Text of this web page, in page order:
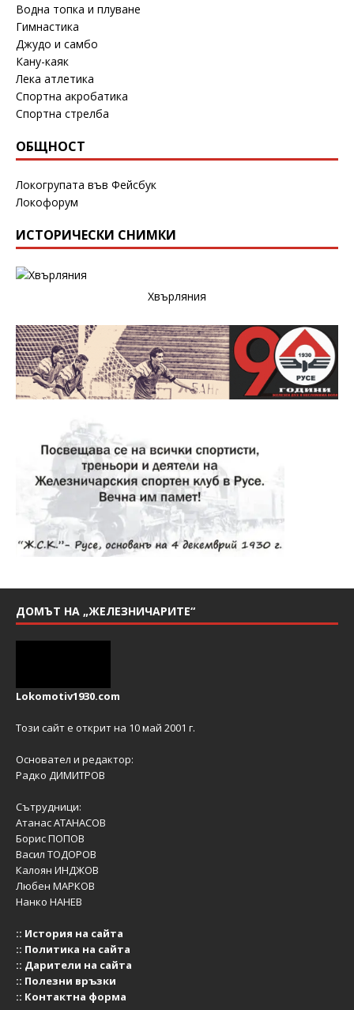
Водна топка и плуване
Гимнастика
Джудо и самбо
Кану-каяк
Лека атлетика
Спортна акробатика
Спортна стрелба
ОБЩНОСТ
Локогрупата във Фейсбук
Локофорум
ИСТОРИЧЕСКИ СНИМКИ
Хвърляния
ДОМЪТ НА „ЖЕЛЕЗНИЧАРИТЕ“
Lokomotiv1930.com
Този сайт е открит на 10 май 2001 г.
Основател и редактор:
Радко ДИМИТРОВ
Сътрудници:
Атанас АТАНАСОВ
Борис ПОПОВ
Васил ТОДОРОВ
Калоян ИНДЖОВ
Любен МАРКОВ
Нанко НАНЕВ
:: История на сайта
:: Политика на сайта
:: Дарители на сайта
:: Полезни връзки
:: Контактна форма